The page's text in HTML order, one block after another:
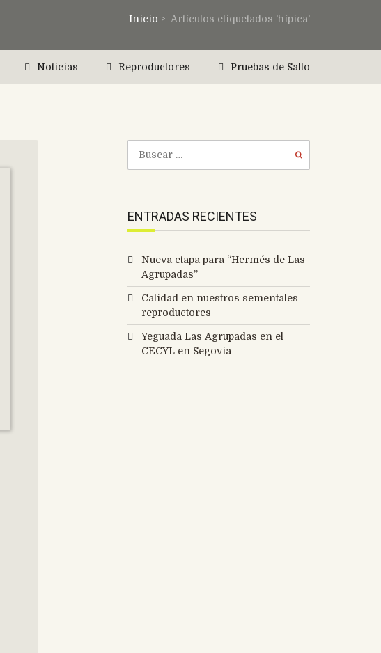
Inicio > Artículos etiquetados 'hípica'
Noticias Reproductores Pruebas de Salto
ENTRADAS RECIENTES
Nueva etapa para “Hermés de Las
Agrupadas”
Calidad en nuestros sementales
reproductores
Yeguada Las Agrupadas en el
CECYL en Segovia